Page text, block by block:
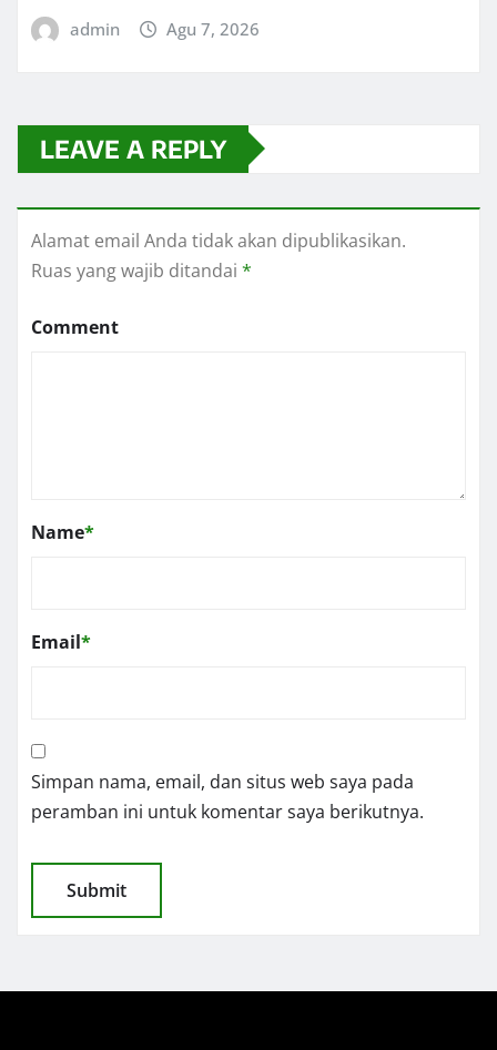
admin Agu 7, 2026
LEAVE A REPLY
Alamat email Anda tidak akan dipublikasikan.
Ruas yang wajib ditandai *
Comment
Name*
Email*
Simpan nama, email, dan situs web saya pada
peramban ini untuk komentar saya berikutnya.